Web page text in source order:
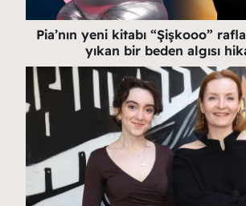
Pia’nın yeni kitabı “Şişkooo”
yıkan bir beden algısı